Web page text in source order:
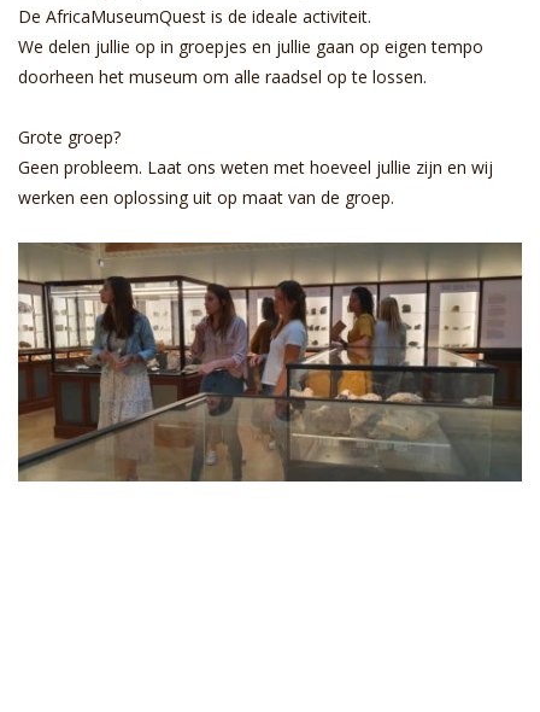
De AfricaMuseumQuest is de ideale activiteit.
We delen jullie op in groepjes en jullie gaan op eigen tempo
doorheen het museum om alle raadsel op te lossen.
Grote groep?
Geen probleem. Laat ons weten met hoeveel jullie zijn en wij
werken een oplossing uit op maat van de groep.